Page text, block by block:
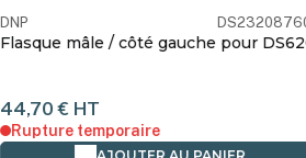
DNP
Flight Case imprimante pour DNP
175,00 €HT
En stock